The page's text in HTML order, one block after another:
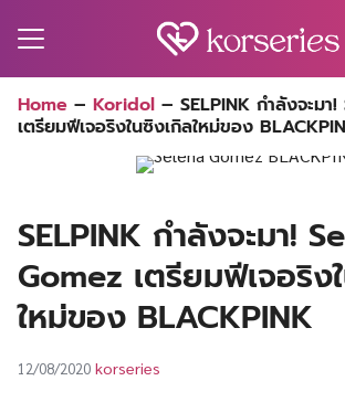
for:
Home – Koridol – SELPINK กำลังจะม
เตรียมฟีเจอริงในซิงเกิลใหม่ของ
SELPINK กำลังจะมา!
Gomez เตรียมฟีเจอริง
ใหม่ของ BLACKPINK
12/08/2020 korseries